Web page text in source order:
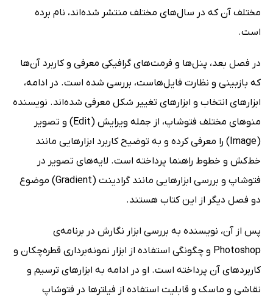
مختلف آن که در سال‌های مختلف منتشر شده‌اند، نام برده
است.
در فصل بعد، پنل‌ها و فرمت‌های گرافیکی معرفی و کاربرد آن‌ها
که بازبینی و نظارت فایل‌هاست، بررسی شده است. در ادامه،
ابزارهای انتخاب و ابزارهای تغییر شکل معرفی شده‌اند. نویسنده
منوهای مختلف فتوشاپ، از جمله ویرایش (Edit) و تصویر
(Image) را معرفی کرده و به توضیح کاربرد ابزارهایی مانند
خط‌کش و خطوط راهنما پرداخته است. لایه‌های تصویر در
فتوشاپ و بررسی ابزارهایی مانند گرادینت (Gradient) موضوع
دو فصل دیگر از این کتاب هستند.
پس از آن، نویسنده به بررسی ابزار نگارش در برنامه‌ی
Photoshop و چگونگی استفاده از ابزار نمونه‌برداری قطره‌چکان و
کاربردهای آن پرداخته است. او در ادامه به ابزارهای ترسیم و
نقاشی و ماسک و قابلیت استفاده از فیلترها در فتوشاپ